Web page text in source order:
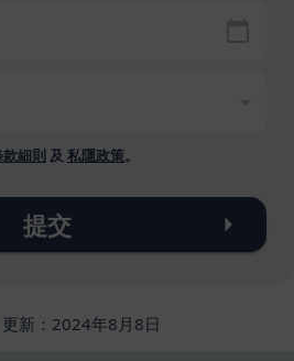
款細則 及 私隱政策。
提交
更新：2024年8月8日